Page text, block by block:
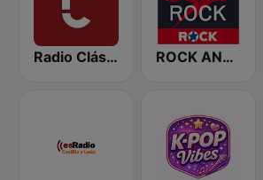
Radio Clásica 650 AM ROCK ANTENNE 80er Rock